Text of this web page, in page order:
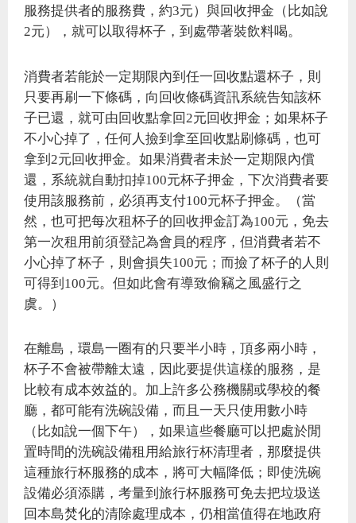
服務提供者的服務費，約3元）與回收押金（比如說
2元），就可以取得杯子，到處帶著裝飲料喝。
消費者若能於一定期限內到任一回收點還杯子，則
只要再刷一下條碼，向回收條碼資訊系統告知該杯
子已還，就可由回收點拿回2元回收押金；如果杯子
不小心掉了，任何人撿到拿至回收點刷條碼，也可
拿到2元回收押金。如果消費者未於一定期限內償
還，系統就自動扣掉100元杯子押金，下次消費者要
使用該服務前，必須再支付100元杯子押金。（當
然，也可把每次租杯子的回收押金訂為100元，免去
第一次租用前須登記為會員的程序，但消費者若不
小心掉了杯子，則會損失100元；而撿了杯子的人則
可得到100元。但如此會有導致偷竊之風盛行之
虞。）
在離島，環島一圈有的只要半小時，頂多兩小時，
杯子不會被帶離太遠，因此要提供這樣的服務，是
比較有成本效益的。加上許多公務機關或學校的餐
廳，都可能有洗碗設備，而且一天只使用數小時
（比如說一個下午），如果這些餐廳可以把處於閒
置時間的洗碗設備租用給旅行杯清理者，那麼提供
這種旅行杯服務的成本，將可大幅降低；即使洗碗
設備必須添購，考量到旅行杯服務可免去把垃圾送
回本島焚化的清除處理成本，仍相當值得在地政府